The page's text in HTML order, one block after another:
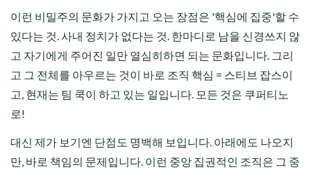
이런 비밀주의 문화가 가지고 오는 장점은 '핵심에 집중'할 수
있다는 것. 사내 정치가 없다는 것. 한마디로 남을 신경쓰지 않
고 자기에게 주어진 일만 열심히하면 되는 문화입니다. 그리
고 그 전체를 아우르는 것이 바로 조직 핵심 = 스티브 잡스이
고, 현재는 팀 쿡이 하고 있는 일입니다. 모든 것은 쿠퍼티노
로!
대신 제가 보기엔 단점도 명백해 보입니다. 아래에도 나오지
만, 바로 책임의 문제입니다. 이런 중앙 집권적인 조직은 그 중